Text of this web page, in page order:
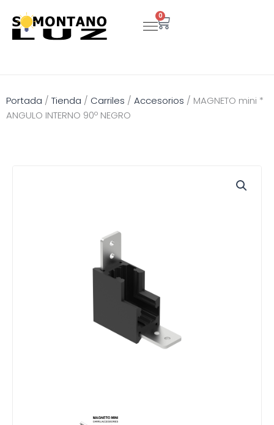
contenido
0
Carrito
Portada / Tienda / Carriles / Accesorios / MAGNETO mini *
ANGULO INTERNO 90º NEGRO